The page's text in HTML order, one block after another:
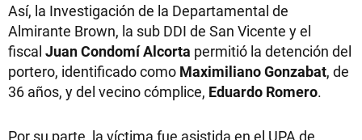
Así, la Investigación de la Departamental de
Almirante Brown, la sub DDI de San Vicente y el
fiscal Juan Condomí Alcorta permitió la detención del
portero, identificado como Maximiliano Gonzabat, de
36 años, y del vecino cómplice, Eduardo Romero.